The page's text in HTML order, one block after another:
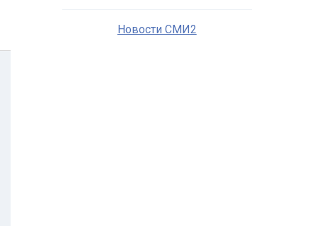
Новости СМИ2